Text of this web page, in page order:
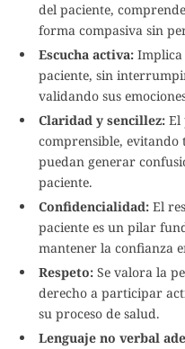
del paciente,
forma compasiva sin
Escucha activa: Implica
paciente, sin
validando sus
Claridad y sencillez: El
comprensible, evitando
puedan generar
paciente.
Confidencialidad: El
paciente es un pilar
mantener la confianza
Respeto: Se valora la
derecho a participar
su proceso de salud.
Lenguaje no verbal